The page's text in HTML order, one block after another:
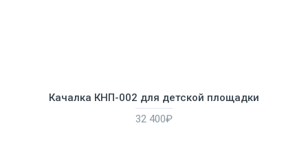
Качалка КНП-002 для детской площадки
32 400₽